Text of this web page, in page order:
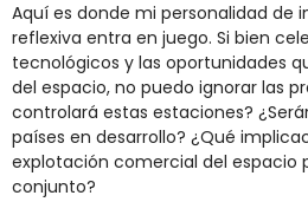
Aquí es donde mi personalidad de
reflexiva entra en juego. Si bien
tecnológicos y las oportunidades
del espacio, no puedo ignorar las
controlará estas estaciones?
países en desarrollo? ¿Qué
explotación comercial del espacio
conjunto?